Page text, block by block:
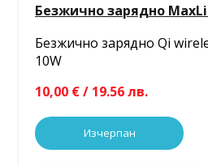
Безжично зарядно
Безжично зарядно Qi
10W
10,00 € / 19.56 лв.
Изчерпан